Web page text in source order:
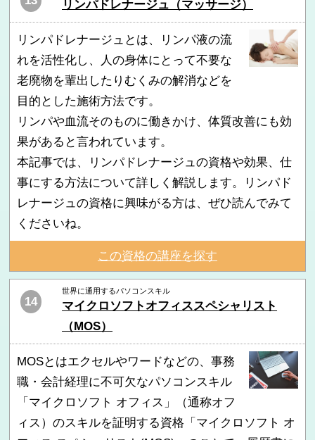
リンパドレナージュ（マッサージ）
リンパドレナージュとは、リンパ液の流
れを活性化し、人の身体にとって不要な
老廃物を輩出したりむくみの解消などを
目的とした施術方法です。
リンパや血流そのものに働きかけ、体質改善にも効
果があると言われています。
本記事では、リンパドレナージュの資格や効果、仕
事にする方法について詳しく解説します。リンパド
レナージュの資格に興味がる方は、ぜひ読んでみて
くださいね。
この資格の講座を探す
14
世界に通用するパソコンスキル
マイクロソフトオフィススペシャリスト
（MOS）
MOSとはエクセルやワードなどの、事務
職・会計経理に不可欠なパソコンスキル
「マイクロソフト オフィス」（通称オフ
ィス）のスキルを証明する資格「マイクロソフト オ